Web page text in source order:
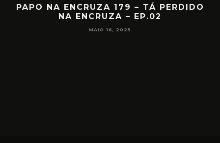
PAPO NA ENCRUZA 179 – TÁ PERDIDO
NA ENCRUZA – EP.02
MAIO 16, 2025